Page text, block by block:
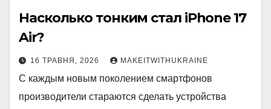
Насколько тонким стал iPhone 17
Air?
16 ТРАВНЯ, 2026 MAKEITWITHUKRAINE
С каждым новым поколением смартфонов
производители стараются сделать устройства